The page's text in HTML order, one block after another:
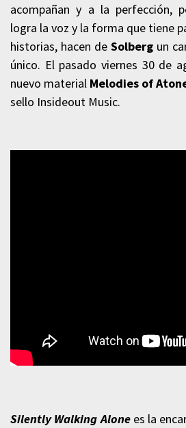
acompañan y a la perfección,
logra la voz y la forma que tiene
historias, hacen de Solberg un
único. El pasado viernes 30 de
nuevo material Melodies of
sello Insideout Music.
Silently Walking Alonees la